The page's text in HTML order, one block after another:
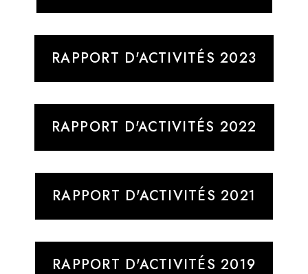
RAPPORT D'ACTIVITÉS 2023
RAPPORT D'ACTIVITÉS 2022
RAPPORT D'ACTIVITÉS 2021
RAPPORT D'ACTIVITÉS 2019